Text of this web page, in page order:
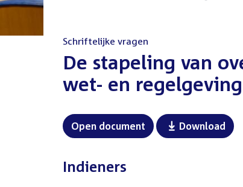
Schriftelijke vragen
:De stapeling van
wet- en
Open document Download
Indieners